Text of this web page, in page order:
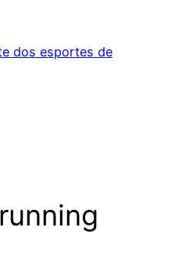
dos esportes de